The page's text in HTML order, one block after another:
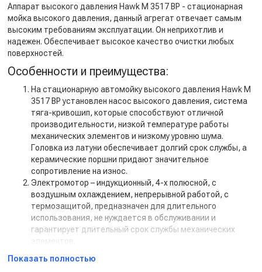
Аппарат высокого давления Hawk M 3517 BP - стационарная
мойка высокого давления, данный агрегат отвечает самым
высоким требованиям эксплуатации. Он неприхотлив и
надежен. Обеспечивает высокое качество очистки любых
поверхностей.
Особенности и преимущества:
На стационарную автомойку высокого давления Hawk M
3517 BP установлен насос высокого давления, система
тяга-кривошип, которые способствуют отличной
производительности, низкой температуре работы
механических элементов и низкому уровню шума.
Головка из латуни обеспечивает долгий срок службы, а
керамические поршни придают значительное
сопротивление на износ.
Электромотор – индукционный, 4-х полюсной, с
воздушным охлаждением, непрерывной работой, с
термозащитой, предназначен для длительного
использования, не нуждается в обслуживании и
гарантирует длительный срок службы механических
Показать полностью